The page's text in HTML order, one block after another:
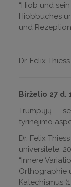
“Hiob und
Hiobbuches
und
Dr. Felix
Birželio 27 d.
Trumpųjų
tyrinėjimo
Dr. Felix
universitete,
“Innere
Orthographie
Katechismus